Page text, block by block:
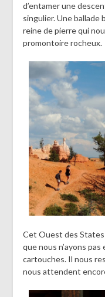
d’entamer une
singulier. Une ballade
reine de pierre qui
promontoire rocheux.
Cet Ouest des States
que nous n’ayons
cartouches. Il nous
nous attendent